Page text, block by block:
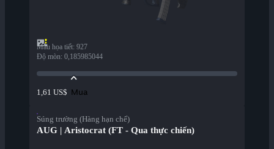
Mẫu họa tiết: 927
Độ mòn: 0,185985044
1,61 US$ Mua
Súng trường (Hàng hạn chế)
AUG | Aristocrat (FT - Qua thực chiến)